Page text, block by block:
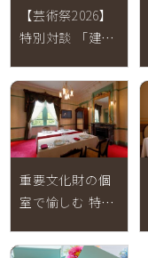
【芸術祭2026】
特別対談 「建築
【2026年9月27
日(日) 】
重要文化財の個
室で愉しむ 特別
6月1日(月)～8月